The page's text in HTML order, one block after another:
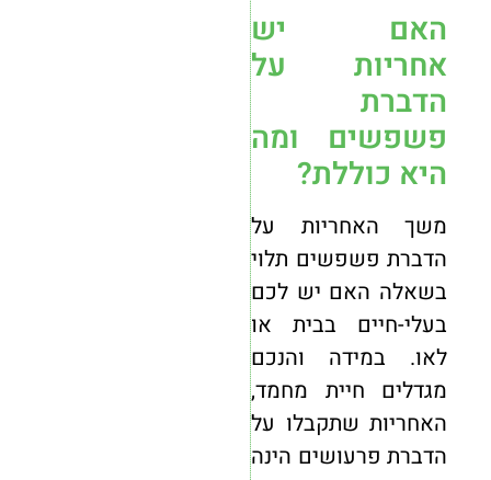
האם יש
אחריות על
הדברת
פשפשים ומה
היא כוללת?
משך האחריות על
הדברת פשפשים תלוי
בשאלה האם יש לכם
בעלי-חיים בבית או
לאו. במידה והנכם
מגדלים חיית מחמד,
האחריות שתקבלו על
הדברת פרעושים הינה